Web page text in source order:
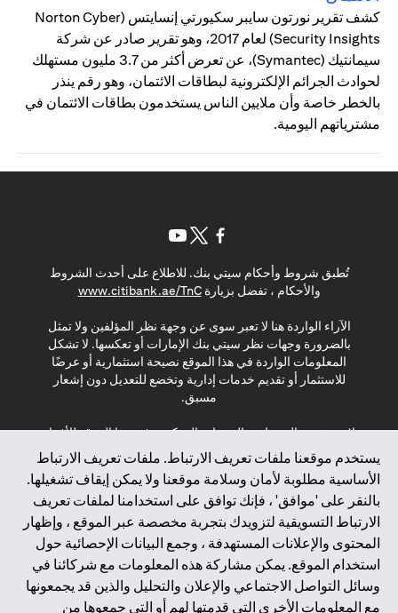
كشف تقرير نورتون سايبر سكيورتي إنسايتس (Norton Cyber
Security Insights) لعام 2017، وهو تقرير صادر عن شركة
سيمانتيك (Symantec)، عن تعرض أكثر من 3.7 مليون مستهلك
لحوادث الجرائم الإلكترونية لبطاقات الائتمان، وهو رقم ينذر
بالخطر خاصة وأن ملايين الناس يستخدمون بطاقات الائتمان في
مشترياتهم اليومية.
يستخدم موقعنا ملفات تعريف الارتباط. ملفات تعريف الارتباط
الأساسية مطلوبة لأمان وسلامة موقعنا ولا يمكن إيقاف تشغيلها.
بالنقر على 'موافق' ، فإنك توافق على استخدامنا لملفات تعريف
الارتباط التسويقية لتزويدك بتجربة مخصصة عبر الموقع ، وإظهار
المحتوى والإعلانات المستهدفة ، وجمع البيانات الإحصائية حول
استخدام الموقع. يمكن مشاركة هذه المعلومات مع شركائنا في
وسائل التواصل الاجتماعي والإعلان والتحليل والذين قد يجمعونها
مع المعلومات الأخرى التي قدمتها لهم أو التي جمعوها من
تُطبق شروط وأحكام سيتي بنك. للاطلاع على أحدث الشروط
والأحكام ، تفضل بزيارةwww.citibank.ae/TnC
in a new tab
الآراء الواردة هنا لا تعبر سوى عن وجهة نظر المؤلفين ولا تمثل
بالضرورة وجهات نظر سيتي بنك الإمارات أو تعكسها. لا تشكل
المعلومات الواردة في هذا الموقع نصيحة استثمارية أو عرضًا
للاستثمار أو تقديم خدمات إدارية وتخضع للتعديل دون إشعار
مسبق.
لا يتم تقديم المنتجات والخدمات المذكورة في هذا الموقع للأفراد
المقيمين في الاتحاد الأوروبي أو المنطقة الاقتصادية الأوروبية أو
سويسرا أو غيرنسي أو جيرسي أو موناكو أو سان مارينو أو
الفاتيكان أو جزيرة مان أو المملكة المتحدة أو خصوصية البيانات
(لائحة حماية البيانات العامة \ قانون حماية البيانات الشخصية
العامة \ قانون خصوصية نيوزيلندا). المحتوى الموجود في هذه
الصفحة ليس ولا ينبغي تفسيره على أنه عرض أو دعوة أو دعوة
لشراء أو بيع أي من المنتجات والخدمات المذكورة هنا لمثل هؤلاء
الأفراد.